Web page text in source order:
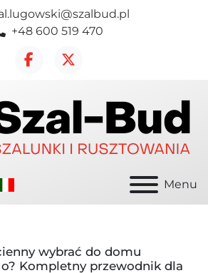
+48 600 519 470
facebooktwitter
Menu
wybrać do domu
Kompletny przewodnik dla